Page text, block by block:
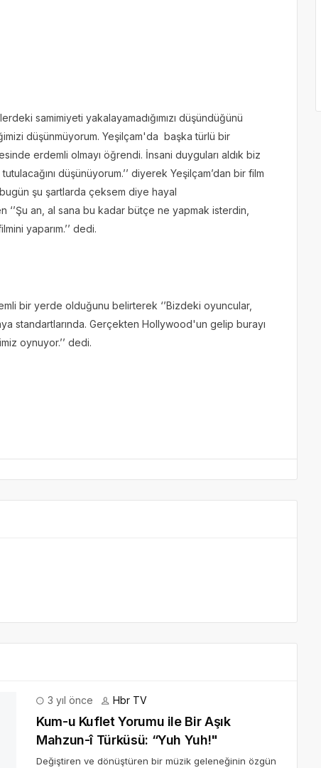
samimiyeti yakalayamadığımızı düşündüğünü
düşünmüyorum. Yeşilçam'da başka türlü bir
erdemli olmayı öğrendi. İnsani duyguları aldık biz
düşünüyorum.’’ diyerek Yeşilçam’dan bir film
bugün şu şartlarda çeksem diye hayal
‘’Şu an, al sana bu kadar bütçe ne yapmak isterdin,
yaparım.’’ dedi.
bir yerde olduğunu belirterek ‘’Bizdeki oyuncular,
standartlarında. Gerçekten Hollywood'un gelip burayı
oynuyor.’’ dedi.
3 yıl önce Hbr TV
Kum-u Kuflet Yorumu ile Bir Aşık
Mahzun-î Türküsü: “Yuh Yuh!"
Değiştiren ve dönüştüren bir müzik geleneğinin özgün